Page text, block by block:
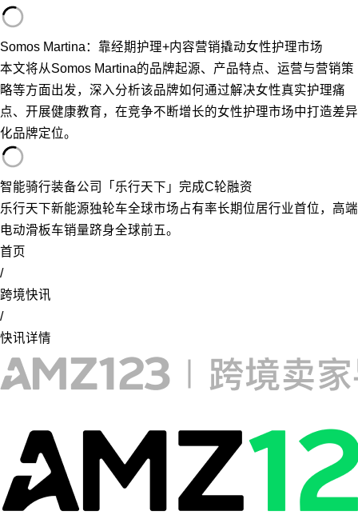
Somos Martina：靠经期护理+内容营销撬动女性护理市场
本文将从Somos Martina的品牌起源、产品特点、运营与营销策
略等方面出发，深入分析该品牌如何通过解决女性真实护理痛
点、开展健康教育，在竞争不断增长的女性护理市场中打造差异
化品牌定位。
智能骑行装备公司「乐行天下」完成C轮融资
乐行天下新能源独轮车全球市场占有率长期位居行业首位，高端
电动滑板车销量跻身全球前五。
首页
/
跨境快讯
/
快讯详情